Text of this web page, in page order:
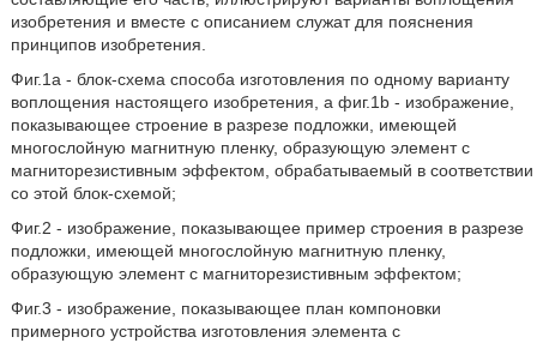
изобретения и вместе с описанием служат для пояснения
принципов изобретения.
Фиг.1a - блок-схема способа изготовления по одному варианту
воплощения настоящего изобретения, а фиг.1b - изображение,
показывающее строение в разрезе подложки, имеющей
многослойную магнитную пленку, образующую элемент с
магниторезистивным эффектом, обрабатываемый в соответствии
со этой блок-схемой;
Фиг.2 - изображение, показывающее пример строения в разрезе
подложки, имеющей многослойную магнитную пленку,
образующую элемент с магниторезистивным эффектом;
Фиг.3 - изображение, показывающее план компоновки
примерного устройства изготовления элемента с